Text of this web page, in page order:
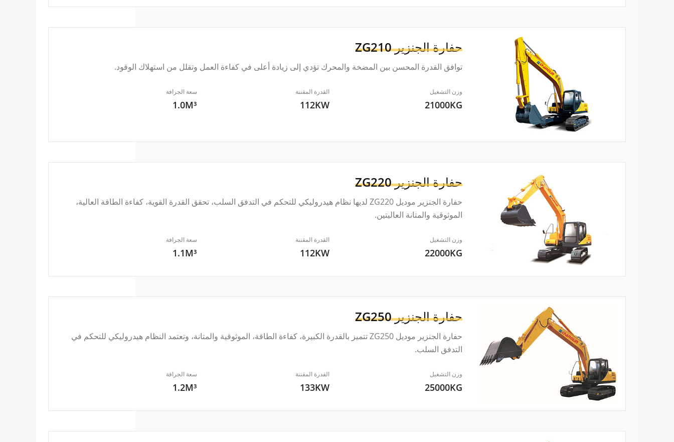
حفارة الجنزيرZG210
توافق القدرة المحسن بين المضخة والمحرك تؤدي إلى زيادة أعلى في كفاءة العمل وتقلل من استهلاك الوقود.
وزن التشغيل
21000KG
القدرة المقننة
112KW
سعة الجرافة
1.0M³
حفارة الجنزيرZG220
حفارة الجنزير موديل ZG220 لديها نظام هيدروليكي للتحكم في التدفق السلب، تحقق القدرة القوية، كفاءة الطاقة العالية،
الموثوقية والمتانة العاليتين.
وزن التشغيل
22000KG
القدرة المقننة
112KW
سعة الجرافة
1.1M³
حفارة الجنزيرZG250
حفارة الجنزير موديل ZG250 تتميز بالقدرة الكبيرة، كفاءة الطاقة، الموثوقية والمتانة، وتعتمد النظام هيدروليكي للتحكم في
التدفق السلب.
وزن التشغيل
25000KG
القدرة المقننة
133KW
سعة الجرافة
1.2M³